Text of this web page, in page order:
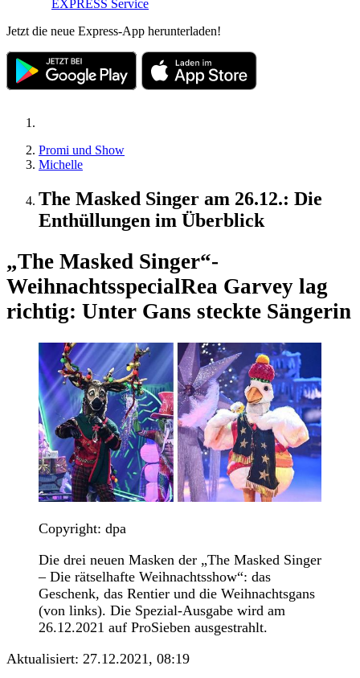
EXPRESS Service
Jetzt die neue Express-App herunterladen!
Promi und Show
Michelle
The Masked Singer am 26.12.: Die
Enthüllungen im Überblick
„The Masked Singer“-
WeihnachtsspecialRea Garvey lag
richtig: Unter Gans steckte Sängerin
Copyright: dpa
Die drei neuen Masken der „The Masked Singer
– Die rätselhafte Weihnachtsshow“: das
Geschenk, das Rentier und die Weihnachtsgans
(von links). Die Spezial-Ausgabe wird am
26.12.2021 auf ProSieben ausgestrahlt.
Aktualisiert: 27.12.2021, 08:19